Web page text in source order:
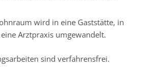
wird in eine Gaststätte, in
Arztpraxis umgewandelt.
sind verfahrensfrei.